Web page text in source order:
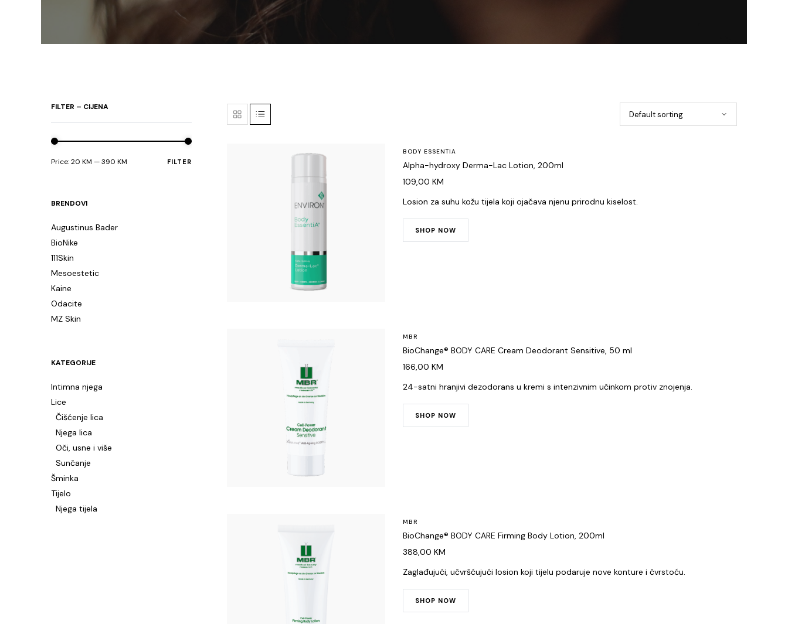
FILTER – CIJENA
Min
Max
FILTER
Price:20 KM —390 KM
BRENDOVI
Augustinus Bader
BioNike
111Skin
Mesoestetic
Kaine
Odacite
MZ Skin
KATEGORIJE
Intimna njega
Lice
Čišćenje lica
Njega lica
Oči, usne i više
Sunčanje
Šminka
Tijelo
Njega tijela
BODY ESSENTIA
Alpha-hydroxy Derma-Lac Lotion, 200ml
109,00 KM
Losion za suhu kožu tijela koji ojačava njenu prirodnu kiselost.
SHOP NOW
MBR
BioChange® BODY CARE Cream Deodorant Sensitive, 50 ml
166,00 KM
24-satni hranjivi dezodorans u kremi s intenzivnim učinkom protiv znojenja.
SHOP NOW
MBR
BioChange® BODY CARE Firming Body Lotion, 200ml
388,00 KM
Zaglađujući, učvršćujući losion koji tijelu podaruje nove konture i čvrstoću.
SHOP NOW